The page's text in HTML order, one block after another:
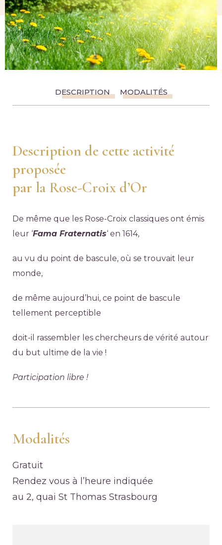
DESCRIPTION MODALITÉS
Description de cette activité
proposée
par la Rose-Croix d’Or
De même que les Rose-Croix classiques ont émis
leur ‘Fama Fraternatis‘ en 1614,
au vu du point de bascule, où se trouvait leur
monde,
de même aujourd’hui, ce point de bascule
tellement perceptible
doit-il rassembler les chercheurs de vérité autour
du but ultime de la vie !
Participation libre !
Modalités
Gratuit
Rendez vous à l’heure indiquée
au 2, quai St Thomas Strasbourg